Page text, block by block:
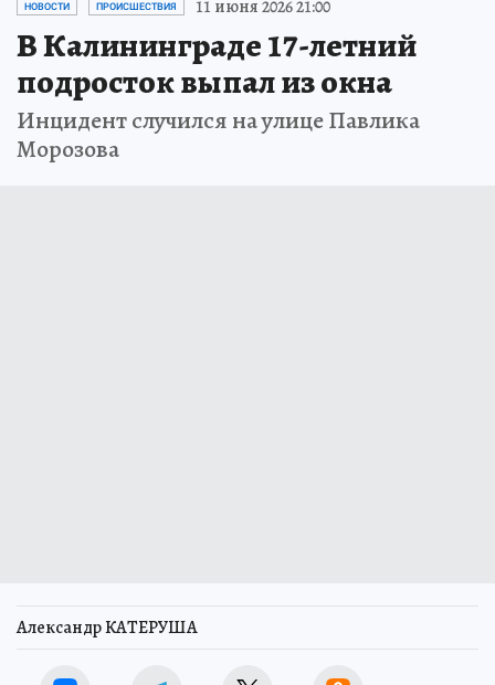
НОВОСТИ ПРОИСШЕСТВИЯ 11 июня 2026 21:00
В Калининграде 17-летний
подросток выпал из окна
Инцидент случился на улице Павлика
Морозова
Александр КАТЕРУША